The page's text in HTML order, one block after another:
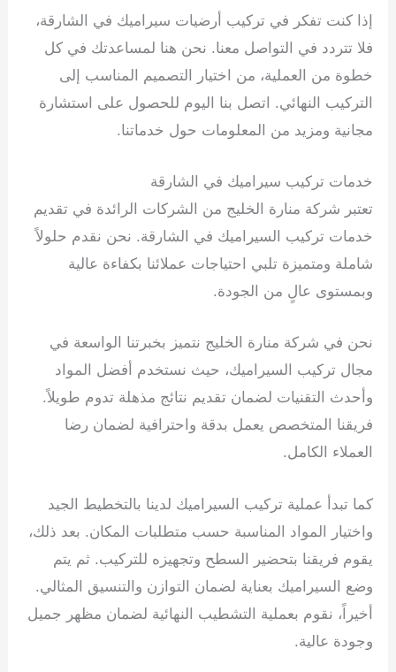
إذا كنت تفكر في تركيب أرضيات سيراميك في الشارقة،
فلا تتردد في التواصل معنا. نحن هنا لمساعدتك في كل
خطوة من العملية، من اختيار التصميم المناسب إلى
التركيب النهائي. اتصل بنا اليوم للحصول على استشارة
مجانية ومزيد من المعلومات حول خدماتنا.
خدمات تركيب سيراميك في الشارقة
تعتبر شركة منارة الخليج من الشركات الرائدة في تقديم
خدمات تركيب السيراميك في الشارقة. نحن نقدم حلولاً
شاملة ومتميزة تلبي احتياجات عملائنا بكفاءة عالية
وبمستوى عالٍ من الجودة.
نحن في شركة منارة الخليج نتميز بخبرتنا الواسعة في
مجال تركيب السيراميك، حيث نستخدم أفضل المواد
وأحدث التقنيات لضمان تقديم نتائج مذهلة تدوم طويلاً.
فريقنا المتخصص يعمل بدقة واحترافية لضمان رضا
العملاء الكامل.
كما تبدأ عملية تركيب السيراميك لدينا بالتخطيط الجيد
واختيار المواد المناسبة حسب متطلبات المكان. بعد ذلك،
يقوم فريقنا بتحضير السطح وتجهيزه للتركيب. ثم يتم
وضع السيراميك بعناية لضمان التوازن والتنسيق المثالي.
أخيراً، نقوم بعملية التشطيب النهائية لضمان مظهر جميل
وجودة عالية.